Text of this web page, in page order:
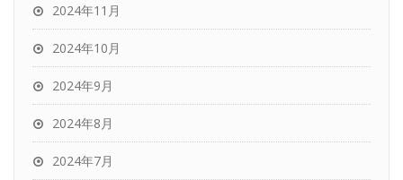
2024年11月
2024年10月
2024年9月
2024年8月
2024年7月